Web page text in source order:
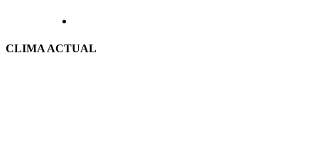
CLIMA ACTUAL